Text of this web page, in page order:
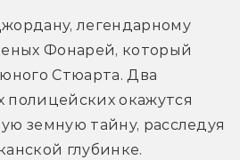
легендарному
Фонарей, который
Стюарта. Два
полицейских окажутся
земную тайну, расследуя
глубинке.